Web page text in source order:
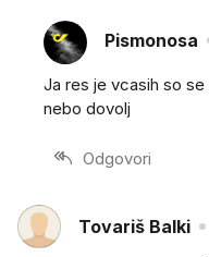
Pismonosa
Ja res je vcasih so
nebo dovolj
Odgovori
Tovariš Balki